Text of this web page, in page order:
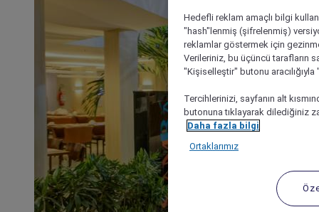
Hedefli reklam amaçlı bilgi
"hash"lenmiş (şifrelenmiş)
reklamlar göstermek için
Verileriniz, bu üçüncü tarafların
"Kişiselleştir" butonu
Tercihlerinizi, sayfanın alt
butonuna tıklayarak dilediğiniz
Daha fazla bilgi
Ortaklarımız